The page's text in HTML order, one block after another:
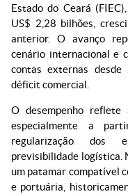
Estado do Ceará
US$ 2,28 bilhões,
anterior. O avanço
cenário internacional e
contas externas
déficit comercial.
O desempenho reflete
especialmente a
regularização dos
previsibilidade logística.
um patamar compatível
e portuária,